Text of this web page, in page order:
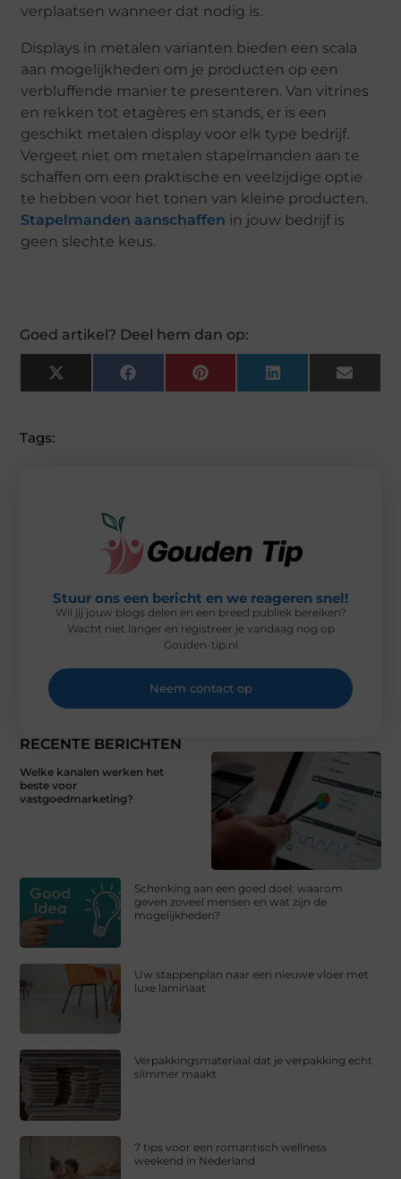
verplaatsen wanneer dat nodig is.
Displays in metalen varianten bieden een scala
aan mogelijkheden om je producten op een
verbluffende manier te presenteren. Van vitrines
en rekken tot etagères en stands, er is een
geschikt metalen display voor elk type bedrijf.
Vergeet niet om metalen stapelmanden aan te
schaffen om een praktische en veelzijdige optie
te hebben voor het tonen van kleine producten.
Stapelmanden aanschaffen in jouw bedrijf is
geen slechte keus.
Goed artikel? Deel hem dan op:
X
(
F
A
P
I
L
I
E
M
Tags:
RECENTE BERICHTEN
Welke kanalen werken het
beste voor
vastgoedmarketing?
Schenking aan een goed doel: waarom
geven zoveel mensen en wat zijn de
mogelijkheden?
Uw stappenplan naar een nieuwe vloer met
luxe laminaat
Verpakkingsmateriaal dat je verpakking echt
slimmer maakt
7 tips voor een romantisch wellness
weekend in Nederland
Stuur ons een bericht en we reageren snel!
Wil jij jouw blogs delen en een breed publiek bereiken?
Wacht niet langer en registreer je vandaag nog op
Gouden-tip.nl
Neem contact op